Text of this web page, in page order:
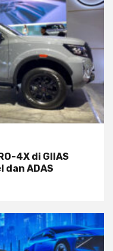
4X di GIIAS
dan ADAS